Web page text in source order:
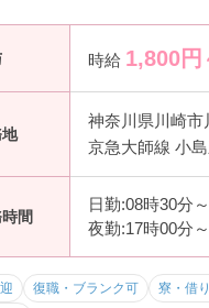
時給 1,800円
神奈川県川崎市
京急大師線 小
間
日勤:08時30分
夜勤:17時00分
復職・ブランク可 寮・借